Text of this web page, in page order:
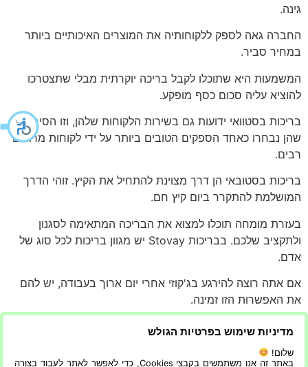
גינה.
החברה גאה לספק ללקוחותיה את המוצרים האיכותיים ביותר
במחיר סביר.
המשמעות היא שתוכלו לקבל בריכה יוקרתית מבלי שתצטרכו
להוציא עליה סכום כסף מופקע.
בריכות בסטוואי ידועות גם בשירות הלקוחות שלהן, וזו הסיבה
שהן נבחרו כאחד הספקים הטובים ביותר על ידי לקוחות מרוצים
רבים.
בריכות בסטובאי הן דרך מצוינת להתחיל את הקיץ. זוהי הדרך
המושלמת להתקרר ביום קיץ חם.
בעזרת מומחה תוכלו למצוא את הבריכה המתאימה לסגנון
ולתקציב שלכם. בבריכות Stovay יש מגוון בריכות לכל סוג של
אדם.
אם אתה רוצה להירגע בג'קוזי אחרי יום ארוך בעבודה, יש להם
את האפשרות הזו זמינה.
אם אתה רוצה לשחות הקפות כל היום, יש להם גם את האפשרות
מדיניות שימוש בפרטיות הגולש
שלום!
באתר זה אנו משתמשים בקבצי Cookies, כדי לאפשר לאתר לעבוד בצורה